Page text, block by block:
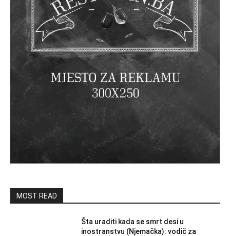
MOST READ
Šta uraditi kada se smrt desi u
inostranstvu (Njemačka): vodič za